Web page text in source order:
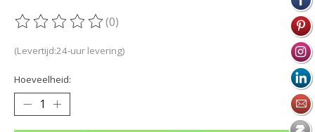
De beoordeling van dit product is
(0)
(Levertijd:24-uur levering)
Hoeveelheid: